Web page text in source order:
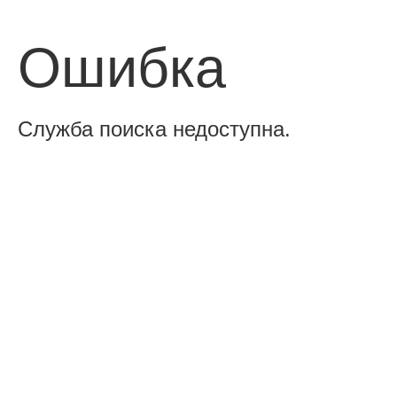
Ошибка
Служба поиска недоступна.